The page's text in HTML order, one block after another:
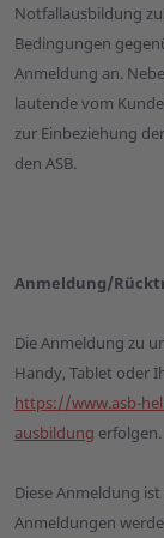
Notfallausbildung
Bedingungen
Anmeldung an.
lautende vom
zur Einbeziehung
den ASB.
Anmeldung/
Die Anmeldung zu
Handy, Tablet oder
https://www.asb-
ausbildung erfolgen.
Diese Anmeldung
Anmeldungen